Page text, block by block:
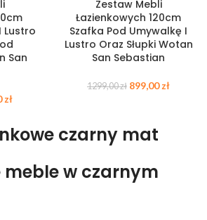
Lustro
San
zł
Zestaw Mebli
Łazienkowych 120cm
Szafka Pod Umywalkę I
Lustro Oraz Słupki Wotan
San Sebastian
1299,00zł 899,00zł
czarny mat
meble w czarnym